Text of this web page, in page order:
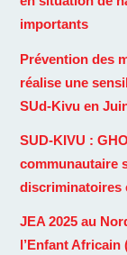
importants
Prévention des
réalise une
SUd-Kivu en
SUD-KIVU :
communautaire
discriminatoires
JEA 2025 au
l’Enfant Africain